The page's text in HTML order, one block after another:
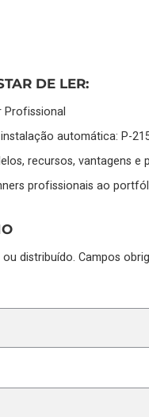
DE LER:
Profissional
automática: P-
recursos, vantagens e
profissionais ao
distribuído. Campos